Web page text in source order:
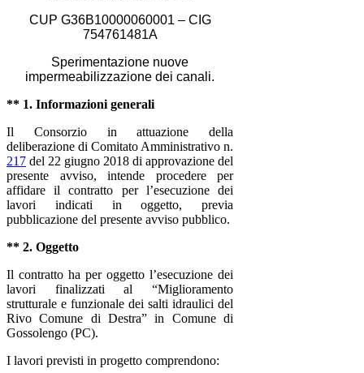
CUP G36B10000060001 – CIG
754761481A
Sperimentazione nuove
impermeabilizzazione dei canali.
** 1. Informazioni generali
Il Consorzio in attuazione della
deliberazione di Comitato Amministrativo n.
217 del 22 giugno 2018 di approvazione del
presente avviso, intende procedere per
affidare il contratto per l’esecuzione dei
lavori indicati in oggetto, previa
pubblicazione del presente avviso pubblico.
** 2. Oggetto
Il contratto ha per oggetto l’esecuzione dei
lavori finalizzati al “Miglioramento
strutturale e funzionale dei salti idraulici del
Rivo Comune di Destra” in Comune di
Gossolengo (PC).
I lavori previsti in progetto comprendono: